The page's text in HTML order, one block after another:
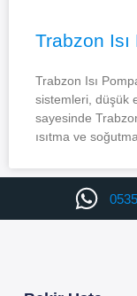
Trabzon Isı
Trabzon Isı
sistemleri, düşük
sayesinde
ısıtma ve